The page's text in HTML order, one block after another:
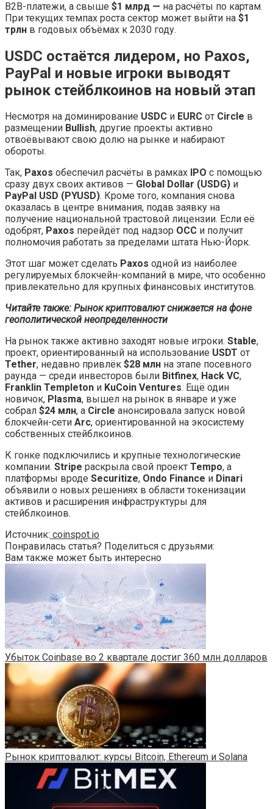
B2B-платежи, а свыше $1 млрд — на расчёты по картам.
При текущих темпах роста сектор может выйти на $1
трлн в годовых объёмах к 2030 году.
USDC остаётся лидером, но Paxos,
PayPal и новые игроки выводят
рынок стейблкоинов на новый этап
Несмотря на доминирование USDC и EURC от Circle в
размещении Bullish, другие проекты активно
отвоёвывают свою долю на рынке и набирают
обороты.
Так, Paxos обеспечил расчёты в рамках IPO с помощью
сразу двух своих активов — Global Dollar (USDG) и
PayPal USD (PYUSD). Кроме того, компания снова
оказалась в центре внимания, подав заявку на
получение национальной трастовой лицензии. Если её
одобрят, Paxos перейдёт под надзор OCC и получит
полномочия работать за пределами штата Нью-Йорк.
Этот шаг может сделать Paxos одной из наиболее
регулируемых блокчейн-компаний в мире, что особенно
привлекательно для крупных финансовых институтов.
Читайте также: Рынок криптовалют снижается на фоне
геополитической неопределенности
На рынок также активно заходят новые игроки. Stable,
проект, ориентированный на использование USDT от
Tether, недавно привлёк $28 млн на этапе посевного
раунда — среди инвесторов были Bitfinex, Hack VC,
Franklin Templeton и KuCoin Ventures. Ещё один
новичок, Plasma, вышел на рынок в январе и уже
собрал $24 млн, а Circle анонсировала запуск новой
блокчейн-сети Arc, ориентированной на экосистему
собственных стейблкоинов.
К гонке подключились и крупные технологические
компании. Stripe раскрыла свой проект Tempo, а
платформы вроде Securitize, Ondo Finance и Dinari
объявили о новых решениях в области токенизации
активов и расширения инфраструктуры для
стейблкоинов.
Источник: coinspot.io
Понравилась статья? Поделиться с друзьями:
Вам также может быть интересно
Убыток Coinbase во 2 квартале достиг 360 млн долларов
Рынок криптовалют: курсы Bitcoin, Ethereum и Solana